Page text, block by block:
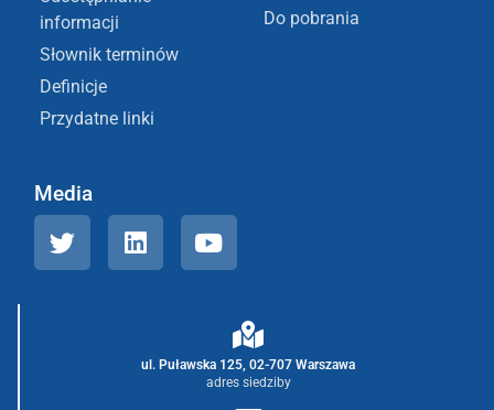
informacji
Słownik terminów
Definicje
Przydatne linki
Do pobrania
Media
ul. Puławska 125, 02-707 Warszawa
adres siedziby